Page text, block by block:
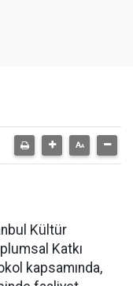
Kültür
Katkı
kapsamında,